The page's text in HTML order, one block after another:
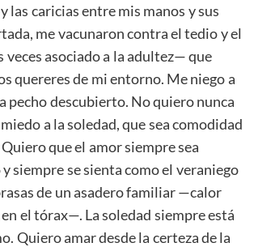
las caricias entre mis manos y sus
me vacunaron contra el tedio y el
asociado a la adultez— que
quereres de mi entorno. Me niego a
pecho descubierto. No quiero nunca
a la soledad, que sea comodidad
que el amor siempre sea
siempre se sienta como el veraniego
de un asadero familiar —calor
el tórax—. La soledad siempre está
Quiero amar desde la certeza de la